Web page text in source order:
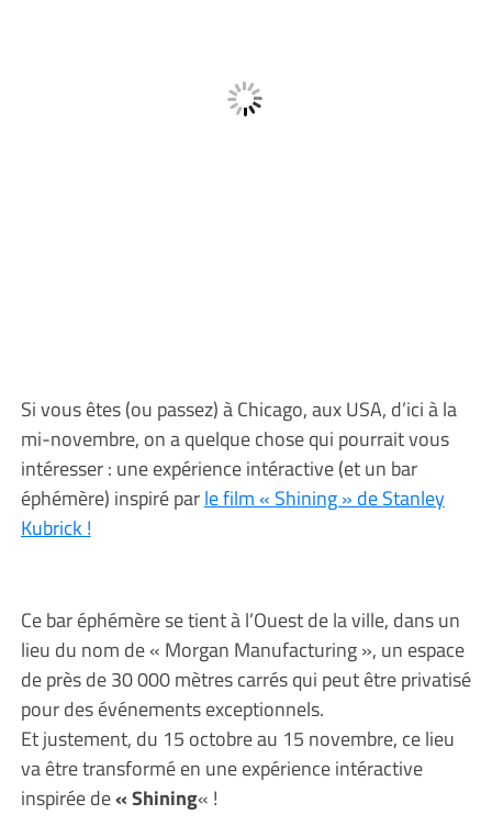
Si vous êtes (ou passez) à Chicago, aux USA, d’ici à la
mi-novembre, on a quelque chose qui pourrait vous
intéresser : une expérience intéractive (et un bar
éphémère) inspiré parle film « Shining » de Stanley
Kubrick !
Ce bar éphémère se tient à l’Ouest de la ville, dans un
lieu du nom de « Morgan Manufacturing », un espace
de près de 30 000 mètres carrés qui peut être privatisé
pour des événements exceptionnels.
Et justement, du 15 octobre au 15 novembre, ce lieu
va être transformé en une expérience intéractive
inspirée de« Shining« !